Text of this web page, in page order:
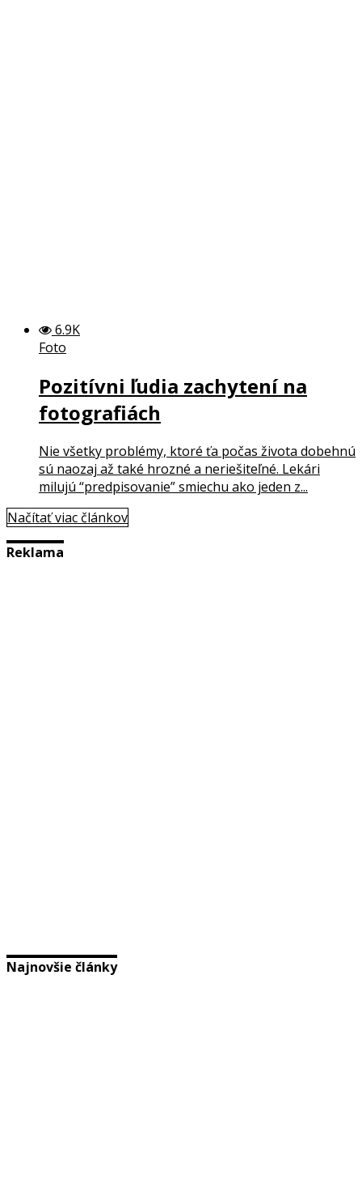
6.9K
Foto
Pozitívni ľudia zachytení na
fotografiách
Nie všetky problémy, ktoré ťa počas života dobehnú
sú naozaj až také hrozné a neriešiteľné. Lekári
milujú “predpisovanie” smiechu ako jeden z...
Načítať viac článkov
Reklama
Najnovšie články